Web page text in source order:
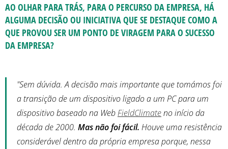
AO OLHAR PARA TRÁS, PARA O PERCURSO DA EMPRESA, HÁ
ALGUMA DECISÃO OU INICIATIVA QUE SE DESTAQUE COMO A
QUE PROVOU SER UM PONTO DE VIRAGEM PARA O SUCESSO
DA EMPRESA?
"Sem dúvida. A decisão mais importante que tomámos foi
a transição de um dispositivo ligado a um PC para um
dispositivo baseado na WebFieldClimateno início da
década de 2000. Mas não foi fácil. Houve uma resistência
considerável dentro da própria empresa porque, nessa